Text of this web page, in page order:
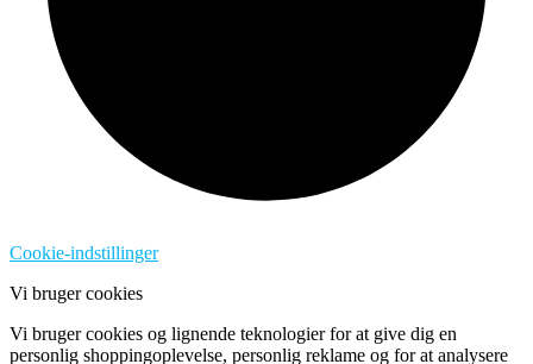
Cookie-indstillinger
Vi bruger cookies
Vi bruger cookies og lignende teknologier for at give dig en
personlig shoppingoplevelse, personlig reklame og for at analysere